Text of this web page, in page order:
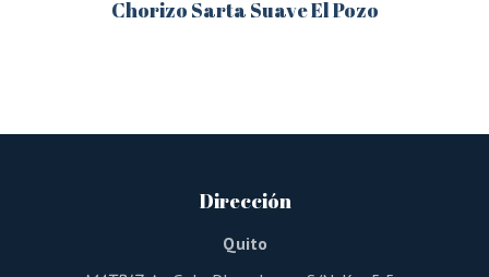
Chorizo Sarta Suave El Pozo
Las
elegir
la
página
de
Dirección
Quito